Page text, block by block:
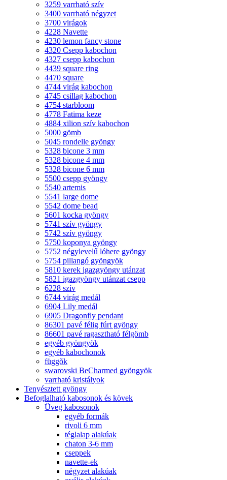
3259 varrható szív
3400 varrható négyzet
3700 virágok
4228 Navette
4230 lemon fancy stone
4320 Csepp kabochon
4327 csepp kabochon
4439 square ring
4470 square
4744 virág kabochon
4745 csillag kabochon
4754 starbloom
4778 Fatima keze
4884 xilion szív kabochon
5000 gömb
5045 rondelle gyöngy
5328 bicone 3 mm
5328 bicone 4 mm
5328 bicone 6 mm
5500 csepp gyöngy
5540 artemis
5541 large dome
5542 dome bead
5601 kocka gyöngy
5741 szív gyöngy
5742 szív gyöngy
5750 koponya gyöngy
5752 négylevelű lóhere gyöngy
5754 pillangó gyöngyök
5810 kerek igazgyöngy utánzat
5821 igazgyöngy utánzat csepp
6228 szív
6744 virág medál
6904 Lily medál
6905 Dragonfly pendant
86301 pavé félig fúrt gyöngy
86601 pavé ragasztható félgömb
egyéb gyöngyök
egyéb kabochonok
függõk
swarovski BeCharmed gyöngyök
varrható kristályok
Tenyésztett gyöngy
Befoglalható kabosonok és kövek
Üveg kabosonok
egyéb formák
rivoli 6 mm
téglalap alakúak
chaton 3-6 mm
cseppek
navette-ek
négyzet alakúak